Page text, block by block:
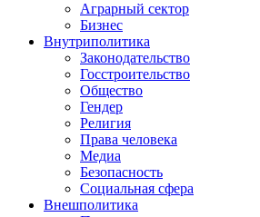
Аграрный сектор
Бизнес
Внутриполитика
Законодательство
Госстроительство
Общество
Гендер
Религия
Права человека
Медиа
Безопасность
Социальная сфера
Внешполитика